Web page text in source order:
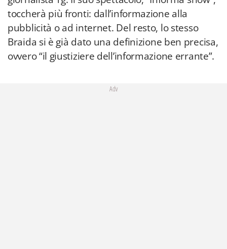
toccherà più fronti: dall’informazione alla
pubblicità o ad internet. Del resto, lo stesso
Braida si è già dato una definizione ben precisa,
ovvero “il giustiziere dell’informazione errante”.
Adv